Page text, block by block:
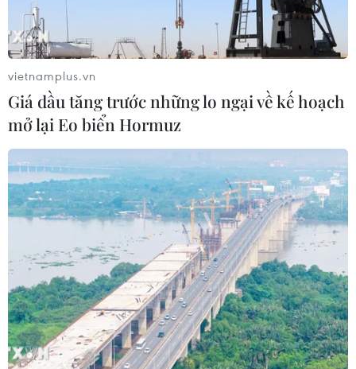
vietnamplus.vn
Giá dầu tăng trước những lo ngại về kế hoạch
mở lại Eo biển Hormuz